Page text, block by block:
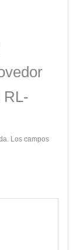
RL-
Los campos